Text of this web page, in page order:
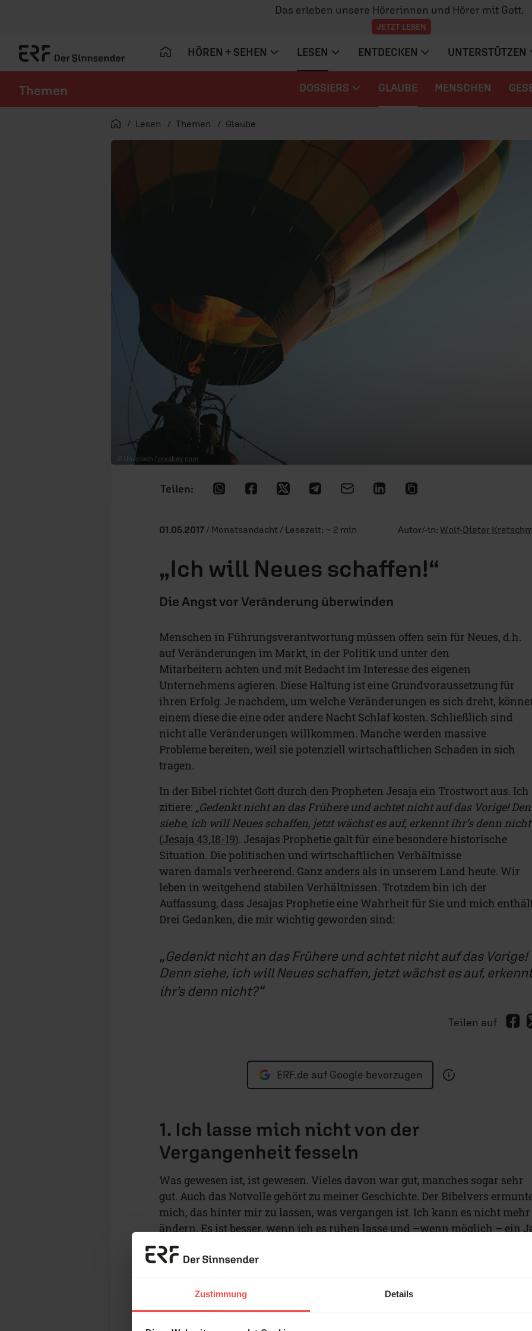
Zustimmung Details
Das erleben unsere Hörerinnen und Hörer mit Gott.
JETZT LESEN
HÖREN + SEHEN LESEN ENTDECKEN UNTERSTÜTZEN
Themen DOSSIERS GLAUBE MENSCHEN
Startseite
Lesen Themen Glaube
© Unsplash / pixabay.com
01.05.2017 / Monatsandacht / Lesezeit: ~ 2 min Autor/-in: Wolf-Dieter
„Ich will Neues schaffen!“
Die Angst vor Veränderung überwinden
Menschen in Führungsverantwortung müssen offen sein für Neues, d.h.
auf Veränderungen im Markt, in der Politik und unter den
Mitarbeitern achten und mit Bedacht im Interesse des eigenen
Unternehmens agieren. Diese Haltung ist eine Grundvoraussetzung für
ihren Erfolg. Je nachdem, um welche Veränderungen es sich dreht,
einem diese die eine oder andere Nacht Schlaf kosten. Schließlich sind
nicht alle Veränderungen willkommen. Manche werden massive
Probleme bereiten, weil sie potenziell wirtschaftlichen Schaden in sich
tragen.
In der Bibel richtet Gott durch den Propheten Jesaja ein Trostwort aus. Ich
zitiere: „Gedenkt nicht an das Frühere und achtet nicht auf das Vorige!
siehe, ich will Neues schaffen, jetzt wächst es auf, erkennt ihr’s denn
(Jesaja 43,18-19). Jesajas Prophetie galt für eine besondere historische
Situation. Die politischen und wirtschaftlichen Verhältnisse
waren damals verheerend. Ganz anders als in unserem Land heute. Wir
leben in weitgehend stabilen Verhältnissen. Trotzdem bin ich der
Auffassung, dass Jesajas Prophetie eine Wahrheit für Sie und mich
Drei Gedanken, die mir wichtig geworden sind:
Gedenkt nicht an das Frühere und achtet nicht auf das Vorige!
Denn siehe, ich will Neues schaffen, jetzt wächst es auf,
ihr’s denn nicht?
Teilen auf
ERF.de auf Google bevorzugen
1. Ich lasse mich nicht von der
Vergangenheit fesseln
Was gewesen ist, ist gewesen. Vieles davon war gut, manches sogar sehr
gut. Auch das Notvolle gehört zu meiner Geschichte. Der Bibelvers
mich, das hinter mir zu lassen, was vergangen ist. Ich kann es nicht mehr
ändern. Es ist besser, wenn ich es ruhen lasse und –wenn möglich – ein
dazu finde.
Wie gefällt dir dieser Beitrag?